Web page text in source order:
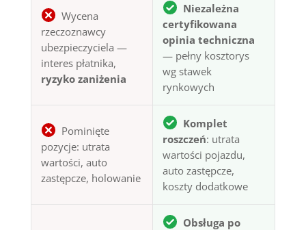
Wycena
rzeczoznawcy
ubezpieczyciela —
interes płatnika,
ryzyko zaniżenia
Niezależna
certyfikowana
opinia techniczna
— pełny kosztorys
wg stawek
rynkowych
Pominięte
pozycje: utrata
wartości, auto
zastępcze, holowanie
Komplet
roszczeń: utrata
wartości pojazdu,
auto zastępcze,
koszty dodatkowe
Obsługa po